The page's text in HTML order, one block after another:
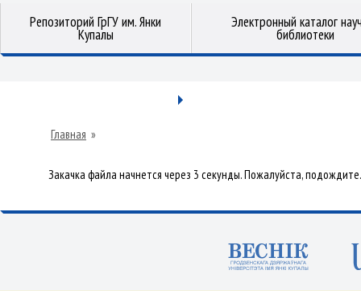
Репозиторий ГрГУ им. Янки
Купалы
Электронный каталог
библиотеки
Главная »
Закачка файла начнется через 3 секунды. Пожалуйста, подождите.